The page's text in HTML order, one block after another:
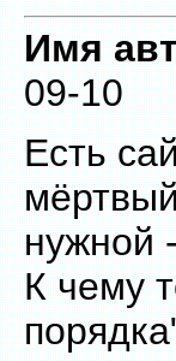
Имя
09-10
Есть
нужной
К чему